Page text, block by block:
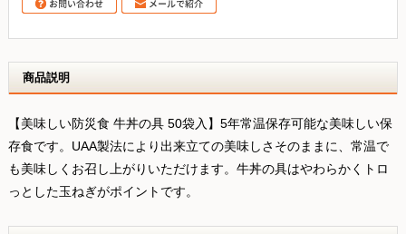
商品説明
【美味しい防災食 牛丼の具 50袋入】5年常温保存可能な美味しい保
存食です。UAA製法により出来立ての美味しさそのままに、常温で
も美味しくお召し上がりいただけます。牛丼の具はやわらかくトロ
っとした玉ねぎがポイントです。